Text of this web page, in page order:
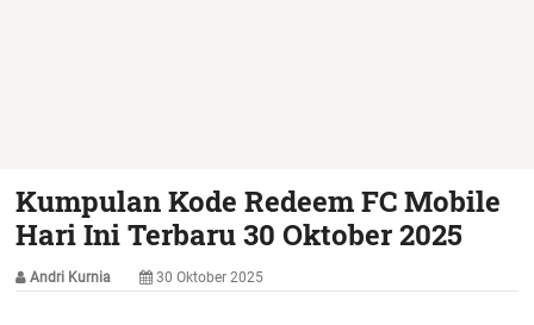
Kumpulan Kode Redeem FC Mobile
Hari Ini Terbaru 30 Oktober 2025
Andri Kurnia 30 Oktober 2025